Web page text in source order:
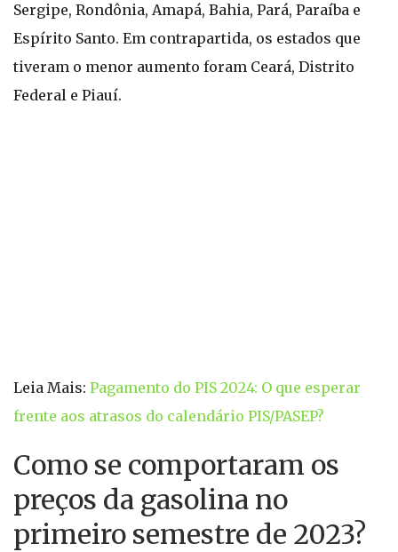
Sergipe, Rondônia, Amapá, Bahia, Pará, Paraíba e
Espírito Santo. Em contrapartida, os estados que
tiveram o menor aumento foram Ceará, Distrito
Federal e Piauí.
Leia Mais: Pagamento do PIS 2024: O que esperar
frente aos atrasos do calendário PIS/PASEP?
Como se comportaram os
preços da gasolina no
primeiro semestre de 2023?